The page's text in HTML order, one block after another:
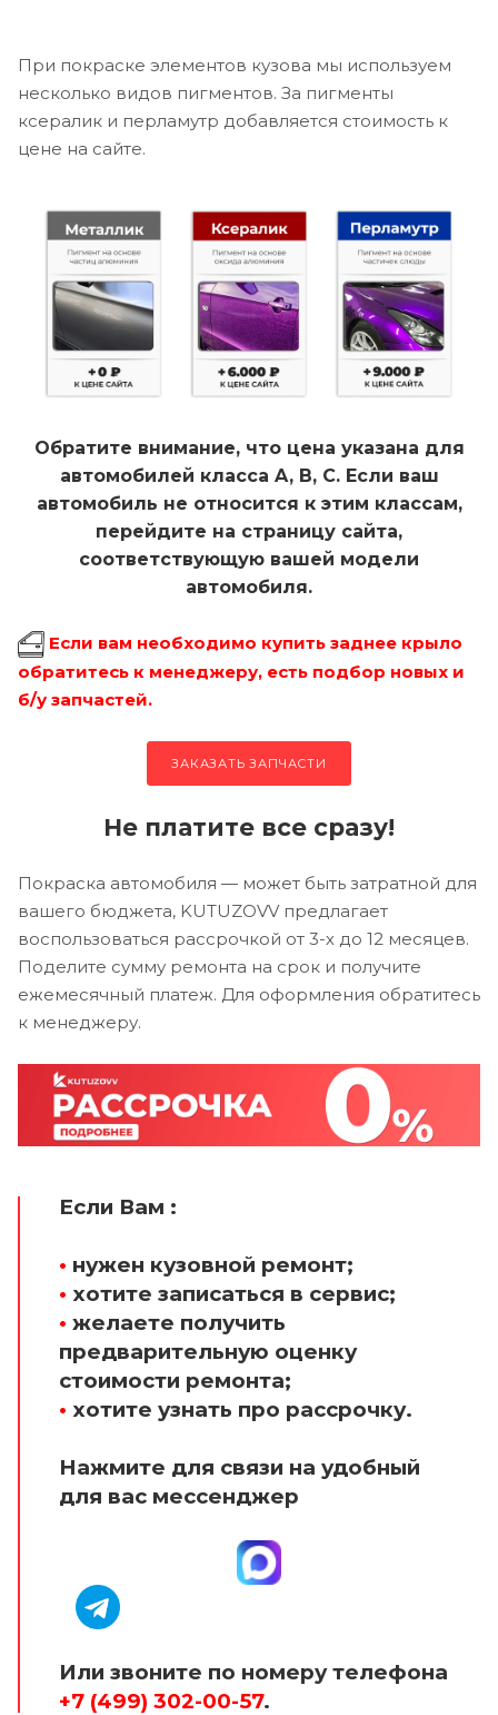
При покраске элементов кузова мы используем
несколько видов пигментов. За пигменты
ксералик и перламутр добавляется стоимость к
цене на сайте.
Обратите внимание, что цена указана для
автомобилей класса A, B, C. Если ваш
автомобиль не относится к этим классам,
перейдите на страницу сайта,
соответствующую вашей модели
автомобиля.
Если вам необходимо купить заднее крыло
обратитесь к менеджеру, есть подбор новых и
б/у запчастей.
ЗАКАЗАТЬ ЗАПЧАСТИ
Не платите все сразу!
Покраска автомобиля — может быть затратной для
вашего бюджета, KUTUZOVV предлагает
воспользоваться рассрочкой от 3-х до 12 месяцев.
Поделите сумму ремонта на срок и получите
ежемесячный платеж. Для оформления обратитесь
к менеджеру.
Если Вам :
• нужен кузовной ремонт;
• хотите записаться в сервис;
• желаете получить
предварительную оценку
стоимости ремонта;
• хотите узнать про рассрочку.
Нажмите для связи на удобный
для вас мессенджер
Или звоните по номеру телефона
+7 (499) 302-00-57.